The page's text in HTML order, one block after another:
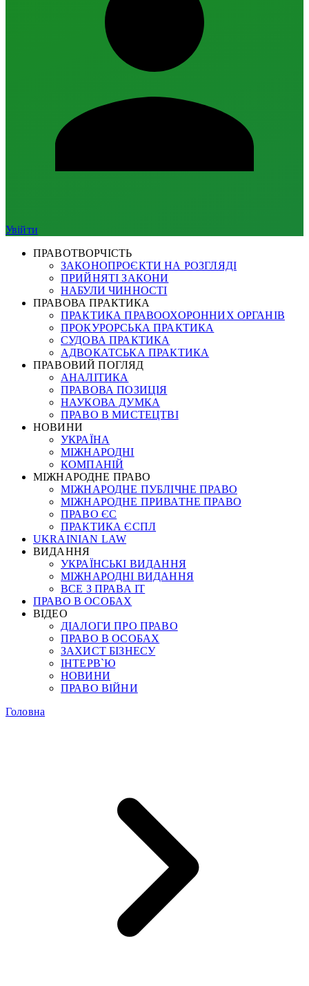
Увійти
ПРАВОТВОРЧІСТЬ
ЗАКОНОПРОЄКТИ НА РОЗГЛЯДІ
ПРИЙНЯТІ ЗАКОНИ
НАБУЛИ ЧИННОСТІ
ПРАВОВА ПРАКТИКА
ПРАКТИКА ПРАВООХОРОННИХ ОРГАНІВ
ПРОКУРОРСЬКА ПРАКТИКА
СУДОВА ПРАКТИКА
АДВОКАТСЬКА ПРАКТИКА
ПРАВОВИЙ ПОГЛЯД
АНАЛІТИКА
ПРАВОВА ПОЗИЦІЯ
НАУКОВА ДУМКА
ПРАВО В МИСТЕЦТВІ
НОВИНИ
УКРАЇНА
МІЖНАРОДНІ
КОМПАНІЙ
МІЖНАРОДНЕ ПРАВО
МІЖНАРОДНЕ ПУБЛІЧНЕ ПРАВО
МІЖНАРОДНЕ ПРИВАТНЕ ПРАВО
ПРАВО ЄС
ПРАКТИКА ЄСПЛ
UKRAINIAN LAW
ВИДАННЯ
УКРАЇНСЬКІ ВИДАННЯ
МІЖНАРОДНІ ВИДАННЯ
ВСЕ З ПРАВА ІТ
ПРАВО В ОСОБАХ
ВІДЕО
ДІАЛОГИ ПРО ПРАВО
ПРАВО В ОСОБАХ
ЗАХИСТ БІЗНЕСУ
ІНТЕРВ`Ю
НОВИНИ
ПРАВО ВІЙНИ
Головна